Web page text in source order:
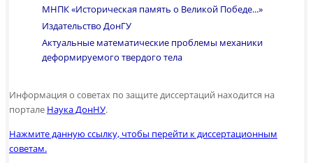
МНПК «Историческая память о Великой Победе...»
Издательство ДонГУ
Актуальные математические проблемы механики
деформируемого твердого тела
Информация о советах по защите диссертаций находится на
портале Наука ДонНУ.
Нажмите данную ссылку, чтобы перейти к диссертационным
советам.